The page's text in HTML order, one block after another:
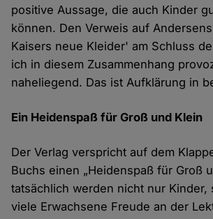
positive Aussage, die auch Kinder
können. Den Verweis auf
Kaisers neue Kleider' am Schluss
ich in diesem Zusammenhang
naheliegend. Das ist Aufklärung in
Ein Heidenspaß für Groß und Klein
Der Verlag verspricht auf dem
Buchs einen „Heidenspaß für Groß
tatsächlich werden nicht nur Kinder,
viele Erwachsene Freude an der